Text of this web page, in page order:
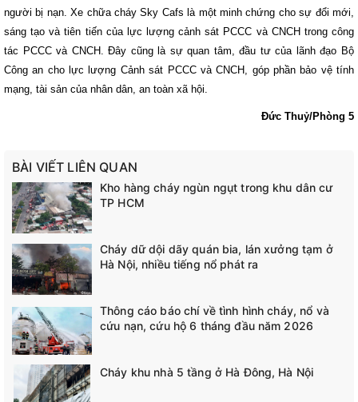
người bị nạn. Xe chữa cháy Sky Cafs là một minh chứng cho sự đổi mới,
sáng tạo và tiên tiến của lực lượng cảnh sát PCCC và CNCH trong công
tác PCCC và CNCH. Đây cũng là sự quan tâm, đầu tư của lãnh đạo Bộ
Công an cho lực lượng Cảnh sát PCCC và CNCH, góp phần bảo vệ tính
mạng, tài sản của nhân dân, an toàn xã hội.
Đức Thuỷ/Phòng 5
BÀI VIẾT LIÊN QUAN
Kho hàng cháy ngùn ngụt trong khu dân cư
TP HCM
Cháy dữ dội dãy quán bia, lán xưởng tạm ở
Hà Nội, nhiều tiếng nổ phát ra
Thông cáo báo chí về tình hình cháy, nổ và
cứu nạn, cứu hộ 6 tháng đầu năm 2026
Cháy khu nhà 5 tầng ở Hà Đông, Hà Nội